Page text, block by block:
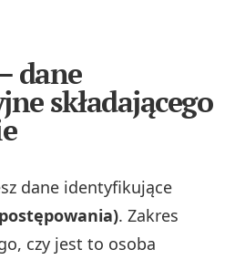
dane
składającego
dane identyfikujące
. Zakres
czy jest to osoba